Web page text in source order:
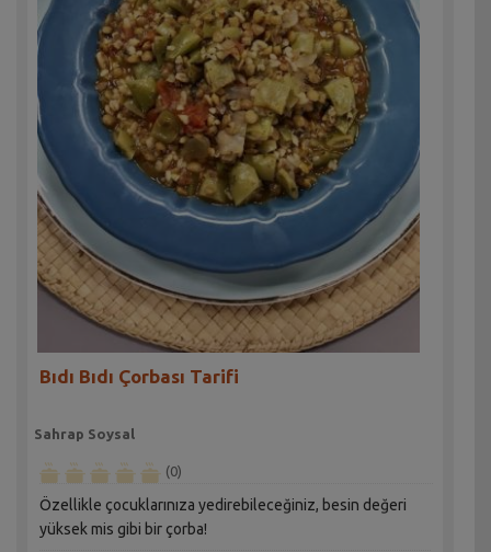
Bıdı Bıdı Çorbası Tarifi
Sahrap Soysal
(0)
Özellikle çocuklarınıza yedirebileceğiniz, besin değeri
yüksek mis gibi bir çorba!